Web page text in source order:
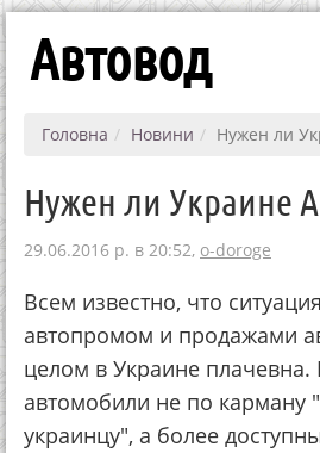
Автовод
Головна Новини Нужен ли
Нужен ли Украине
29.06.2016 р. в 20:52, o-doroge
Всем известно, что
автопромом и продажами
целом в Украине
автомобили не по карману
украинцу", а более